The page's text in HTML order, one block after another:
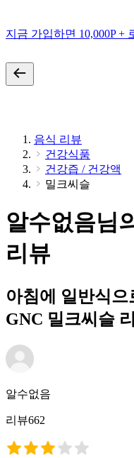
지금 가입하면 10,000P +
음식 리뷰
건강식품
건강즙 / 건강액
밀크씨슬
알수없음님
리뷰
아침에 일반식으
GNC 밀크씨슬
알수없음
리뷰662